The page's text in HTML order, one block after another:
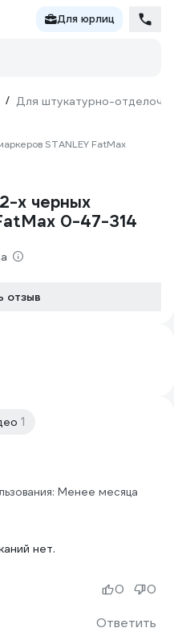
Для юрлиц
/ Для штукатурно-
STANLEY FatMax
х черных
0-47-314
отзыв
1
Менее месяца
нет.
Ответить
0 0